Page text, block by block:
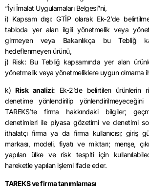
“İyi İmalat Uygulamaları Belgesi”ni,
i) Kapsam dışı: GTİP olarak Ek-2’de
tabloda yer alan ilgili yönetmelik veya
girmeyen veya Bakanlıkça bu Tebliğ
hedeflenmeyen ürünü,
j) Risk: Bu Tebliğ kapsamında yer alan
yönetmelik veya yönetmeliklere uygun olmama
k) Risk analizi: Ek-2’de belirtilen ürünlerin
denetime yönlendirilip yönlendirilmeyeceğini
TAREKS’te firma hakkındaki bilgiler;
denetimleri ile piyasa gözetimi ve denetimi
ithalatçı firma ya da firma kullanıcısı; giriş
markası, modeli, fiyatı ve miktarı; menşe,
yapılan ülke ve risk tespiti için
hareketle yapılan işlemi ifade eder.
TAREKS ve firma tanımlaması